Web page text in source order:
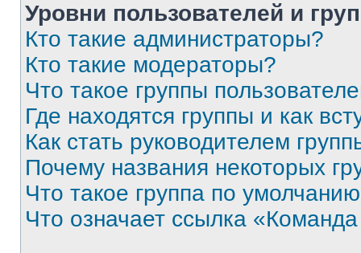
Уровни пользователей и
Кто такие администраторы?
Кто такие модераторы?
Что такое группы
Где находятся группы и как
Как стать руководителем
Почему названия некоторых
Что такое группа по
Что означает ссылка